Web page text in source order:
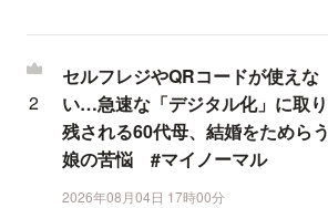
セルフレジやQRコードが使えな
い…急速な「デジタル化」に取り
残される60代母、結婚をためらう
娘の苦悩 #マイノーマル
2026年08月04日 17時00分